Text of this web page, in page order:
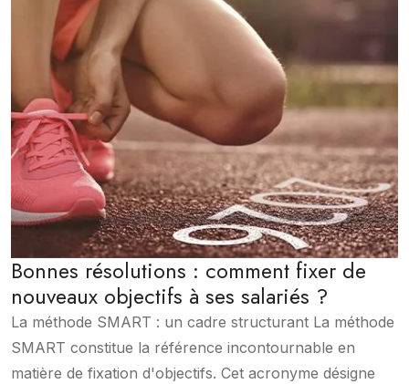
Bonnes résolutions : comment fixer de
nouveaux objectifs à ses salariés ?
La méthode SMART : un cadre structurant La méthode
SMART constitue la référence incontournable en
matière de fixation d'objectifs. Cet acronyme désigne